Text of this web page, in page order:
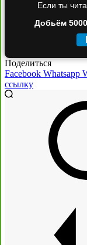
Если ты
Добьём
Поделиться
Facebook Whatsapp
ссылку